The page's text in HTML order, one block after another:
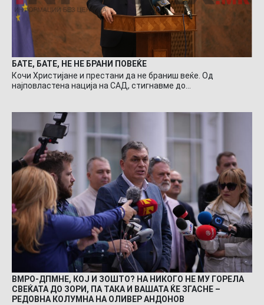
БАТЕ, БАТЕ, НЕ НЕ БРАНИ ПОВЕЌЕ
Кочи Христијане и престани да не браниш веќе. Од
најповластена нација на САД, стигнавме до…
ВМРО-ДПМНЕ, КОЈ И ЗОШТО? НА НИКОГО НЕ МУ ГОРЕЛА
СВЕЌАТА ДО ЗОРИ, ПА ТАКА И ВАШАТА ЌЕ ЗГАСНЕ –
РЕДОВНА КОЛУМНА НА ОЛИВЕР АНДОНОВ